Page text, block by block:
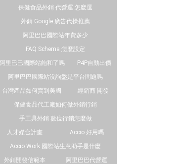
保健食品外銷 代營運 怎麼選
外銷 Google 廣告代操推薦
阿里巴巴國際站年費多少
FAQ Schema 怎麼設定
阿里巴巴國際站飽和了嗎
P4P自動出價
阿里巴巴國際站沒詢盤是平台問題嗎
台灣產品如何賣到美國
經銷商 開發
保健食品代工廠如何做外銷行銷
手工具外銷 數位行銷怎麼做
人才媒合計畫
Accio 好用嗎
Accio Work 國際站生意助手是什麼
外銷開發信範本
阿里巴巴代營運